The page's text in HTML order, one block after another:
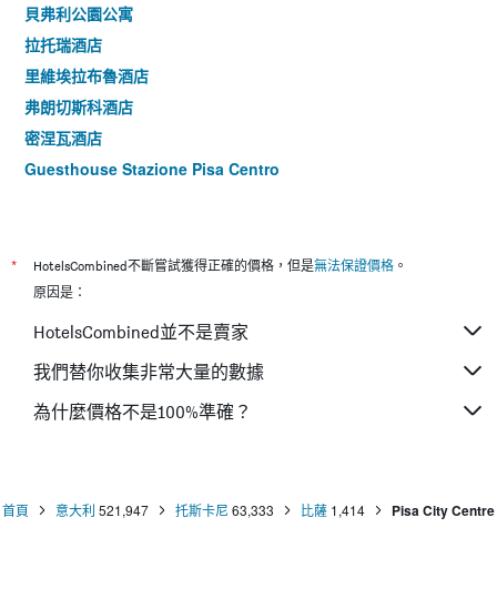
貝弗利公園公寓
拉托瑞酒店
里維埃拉布魯酒店
弗朗切斯科酒店
密涅瓦酒店
Guesthouse Stazione Pisa Centro
*
HotelsCombined不斷嘗試獲得正確的價格，但是無法保證價格 。
原因是：
HotelsCombined並不是賣家
我們替你收集非常大量的數據
為什麼價格不是100%準確？
首頁 意大利 521,947 托斯卡尼 63,333 比薩 1,414 Pisa City Centre